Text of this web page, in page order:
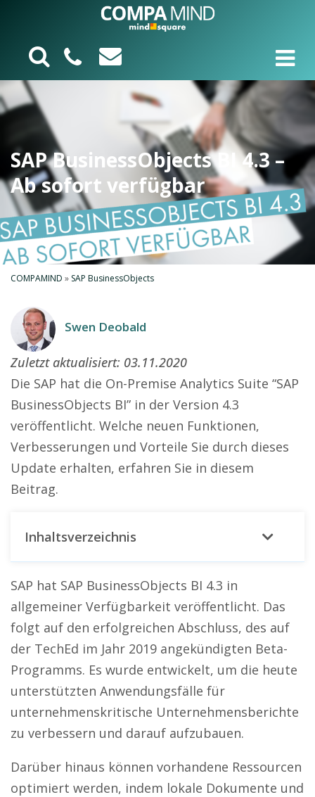
SAP BusinessObjects BI 4.3 –
Ab sofort verfügbar
COMPAMIND » SAP BusinessObjects
Swen Deobald
Zuletzt aktualisiert: 03.11.2020
Die SAP hat die On-Premise Analytics Suite “SAP
BusinessObjects BI” in der Version 4.3
veröffentlicht. Welche neuen Funktionen,
Verbesserungen und Vorteile Sie durch dieses
Update erhalten, erfahren Sie in diesem
Beitrag.
Inhaltsverzeichnis
SAP hat SAP BusinessObjects BI 4.3 in
allgemeiner Verfügbarkeit veröffentlicht. Das
folgt auf den erfolgreichen Abschluss, des auf
der TechEd im Jahr 2019 angekündigten Beta-
Programms. Es wurde entwickelt, um die heute
unterstützten Anwendungsfälle für
unternehmenskritische Unternehmensberichte
zu verbessern und darauf aufzubauen.
Darüber hinaus können vorhandene Ressourcen
optimiert werden, indem lokale Dokumente und